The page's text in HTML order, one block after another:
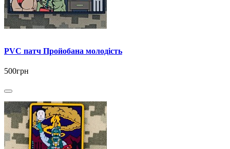
PVC патч Пройобана молодість
500грн